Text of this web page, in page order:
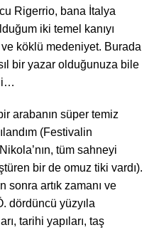
Rigerrio, bana İtalya
iki temel kanıyı
ve köklü medeniyet. Burada
bir yazar olduğunuza bile
arabanın süper temiz
(Festivalin
tüm sahneyi
bir de omuz tiki vardı).
sonra artık zamanı ve
dördüncü yüzyıla
tarihi yapıları, taş